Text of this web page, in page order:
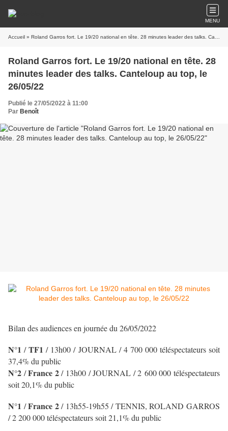
MENU
Accueil » Roland Garros fort. Le 19/20 national en tête. 28 minutes leader des talks. Canteloup au top, le 26/05/22
Roland Garros fort. Le 19/20 national en tête. 28
minutes leader des talks. Canteloup au top, le
26/05/22
Publié le 27/05/2022 à 11:00
Par Benoît
Bilan des audiences en journée du 26/05/2022
N°1 /TF1 / 13h00 / JOURNAL / 4 700 000 téléspectateurs soit
37,4% du public
N°2 /France 2/ 13h00 / JOURNAL / 2 600 000 téléspectateurs
soit 20,1% du public
N°1 /France 2/ 13h55-19h55 / TENNIS, ROLAND GARROS
/ 2 200 000 téléspectateurs soit 21,1% du public